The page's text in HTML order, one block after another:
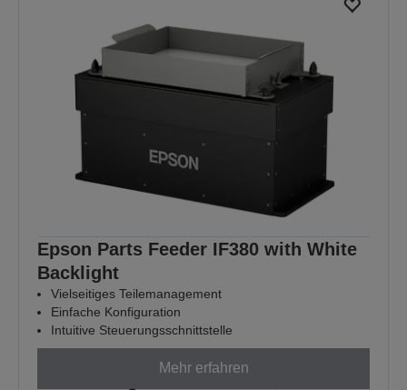
Epson Parts Feeder IF380 with White
Backlight
Vielseitiges Teilemanagement
Einfache Konfiguration
Intuitive Steuerungsschnittstelle
Mehr erfahren